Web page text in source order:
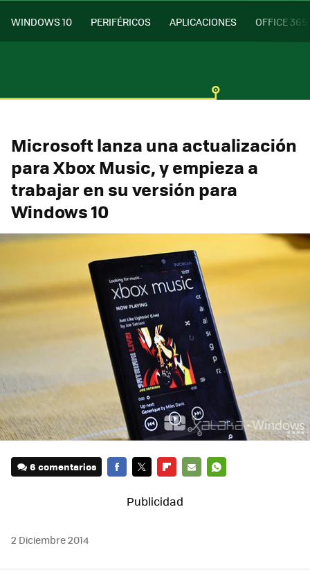
WINDOWS 10 PERIFÉRICOS APLICACIONES OFFICE 365
Microsoft lanza una actualización
para Xbox Music, y empieza a
trabajar en su versión para
Windows 10
6 comentarios
MAIL
2 Diciembre 2014